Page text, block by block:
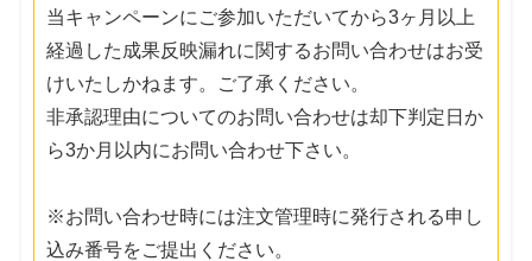
当キャンペーンにご参加いただいてから3ヶ月以上
経過した成果反映漏れに関するお問い合わせはお受
けいたしかねます。ご了承ください。
非承認理由についてのお問い合わせは却下判定日か
ら3か月以内にお問い合わせ下さい。
※お問い合わせ時には注文管理時に発行される申し
込み番号をご提出ください。